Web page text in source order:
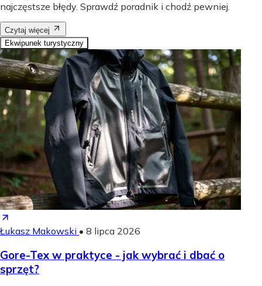
najczęstsze błędy. Sprawdź poradnik i chodź pewniej.
Czytaj więcej
Ekwipunek turystyczny
Łukasz Makowski • 8 lipca 2026
Gore-Tex w praktyce - jak wybrać i dbać o
sprzęt?